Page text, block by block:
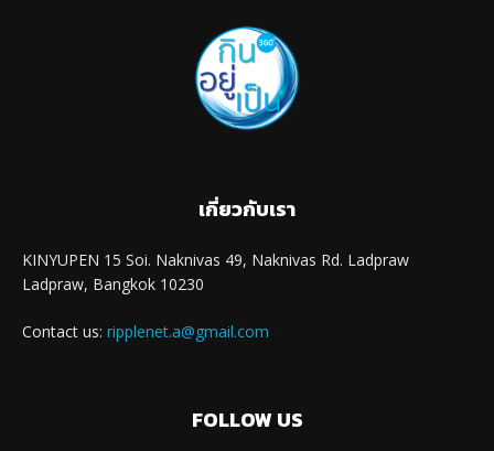
เกี่ยวกับเรา
KINYUPEN 15 Soi. Naknivas 49, Naknivas Rd. Ladpraw
Ladpraw, Bangkok 10230
Contact us: ripplenet.a@gmail.com
FOLLOW US